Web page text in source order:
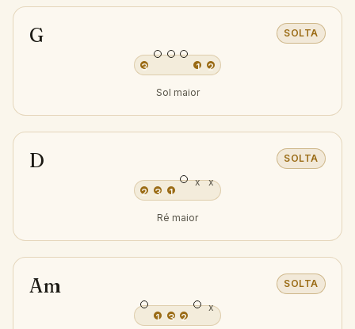
G SOLTA
2
1
3
Sol maior
D
SOLTA
x
x
1
3
2
Ré maior
Am
SOLTA
x
2
3
1